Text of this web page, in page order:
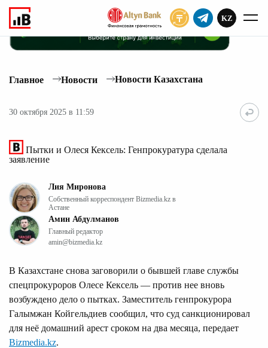
KZ
Главное Новости Новости Казахстана
30 октября 2025 в 11:59
Пытки и Олеся Кексель: Генпрокуратура сделала
заявление
Лия Миронова
Собственный корреспондент Bizmedia.kz в
Астане
Амин Абдулманов
Главный редактор
amin@bizmedia.kz
В Казахстане снова заговорили о бывшей главе службы
спецпрокуроров Олесе Кексель — против нее вновь
возбуждено дело о пытках. Заместитель генпрокурора
Галымжан Койгельдиев сообщил, что суд санкционировал
для неё домашний арест сроком на два месяца, передает
Bizmedia.kz.